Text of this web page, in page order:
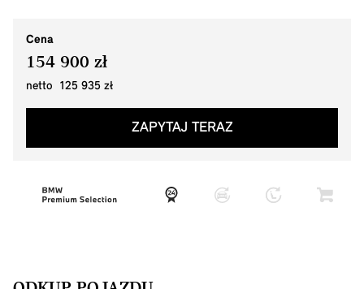
Cena
154 900 zł
netto 125 935 zł
ZAPYTAJ TERAZ